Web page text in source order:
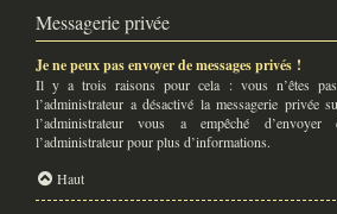
Messagerie privée
Je ne peux pas envoyer de messages privés !
Il y a trois raisons pour cela : vous n’êtes pas
l’administrateur a désactivé la messagerie privée
l’administrateur vous a empêché d’envoyer
l’administrateur pour plus d’informations.
Haut